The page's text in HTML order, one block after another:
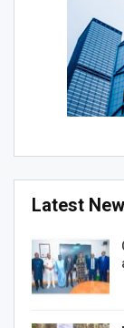
Latest